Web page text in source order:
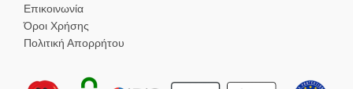
Επικοινωνία
Όροι Χρήσης
Πολιτική Απορρήτου